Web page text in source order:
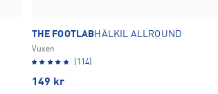
THE FOOTLABHÄLKIL ALLROUND
Vuxen
(114)
149 kr